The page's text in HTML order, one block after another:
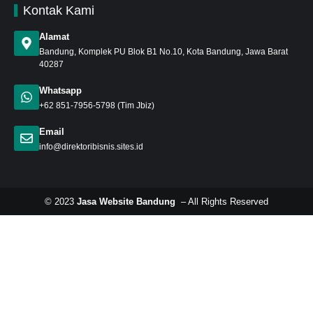
Kontak Kami
Alamat
Bandung , Komplek PU Blok B1 No.10, Kota Bandung, Jawa Barat
40287
Whatsapp
+62 851-7956-5798 (Tim Jbiz)
Email
info@direktoribisnis.sites.id
© 2023 Jasa Website Bandung – All Rights Reserved